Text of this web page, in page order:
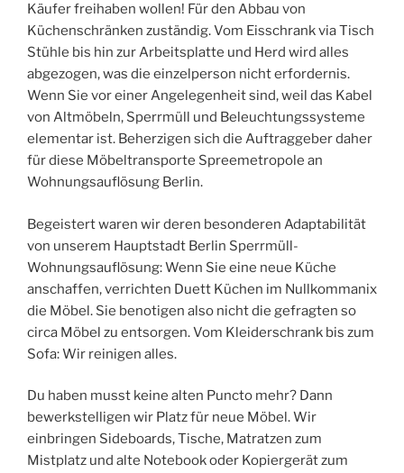
Käufer freihaben wollen! Für den Abbau von
Küchenschränken zuständig. Vom Eisschrank via Tisch
Stühle bis hin zur Arbeitsplatte und Herd wird alles
abgezogen, was die einzelperson nicht erfordernis.
Wenn Sie vor einer Angelegenheit sind, weil das Kabel
von Altmöbeln, Sperrmüll und Beleuchtungssysteme
elementar ist. Beherzigen sich die Auftraggeber daher
für diese Möbeltransporte Spreemetropole an
Wohnungsauflösung Berlin.
Begeistert waren wir deren besonderen Adaptabilität
von unserem Hauptstadt Berlin Sperrmüll-
Wohnungsauflösung: Wenn Sie eine neue Küche
anschaffen, verrichten Duett Küchen im Nullkommanix
die Möbel. Sie benotigen also nicht die gefragten so
circa Möbel zu entsorgen. Vom Kleiderschrank bis zum
Sofa: Wir reinigen alles.
Du haben musst keine alten Puncto mehr? Dann
bewerkstelligen wir Platz für neue Möbel. Wir
einbringen Sideboards, Tische, Matratzen zum
Mistplatz und alte Notebook oder Kopiergerät zum